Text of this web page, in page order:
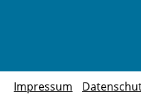
Impressum